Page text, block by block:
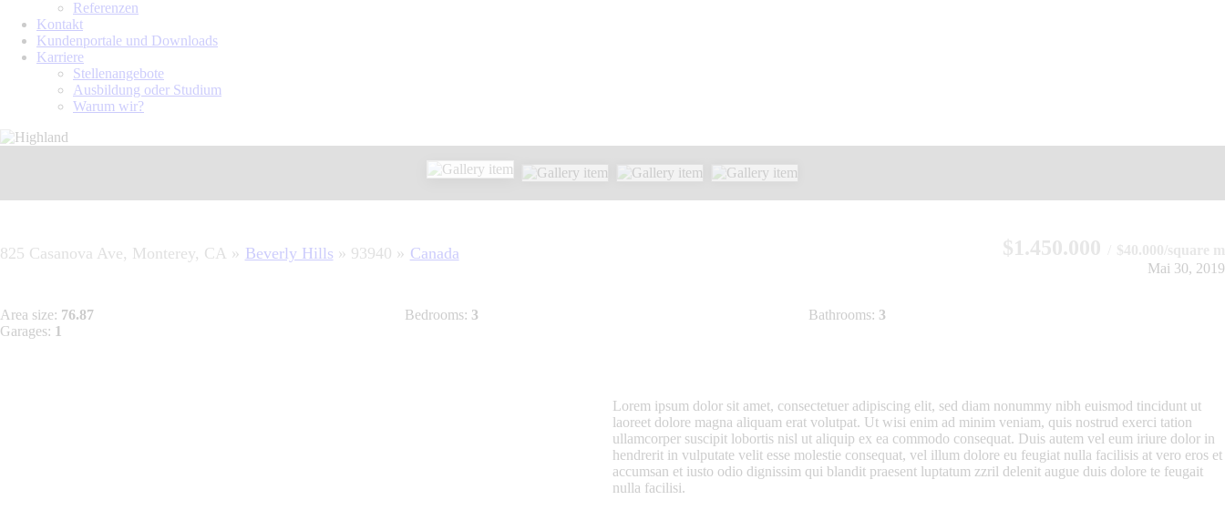
Referenzen
Kontakt
Kundenportale und Downloads
Karriere
Stellenangebote
Ausbildung oder Studium
Warum wir?
825 Casanova Ave, Monterey, CA Beverly Hills 93940 Canada $1.450.000
$40.000/square m
Mai 30, 2019
Area size: 76.87 Bedrooms: 3 Bathrooms: 3
Garages: 1
Lorem ipsum dolor sit amet, consectetuer adipiscing elit, sed diam nonummy nibh euismod tincidunt ut
laoreet dolore magna aliquam erat volutpat. Ut wisi enim ad minim veniam, quis nostrud exerci tation
ullamcorper suscipit lobortis nisl ut aliquip ex ea commodo consequat. Duis autem vel eum iriure dolor in
hendrerit in vulputate velit esse molestie consequat, vel illum dolore eu feugiat nulla facilisis at vero eros et
accumsan et iusto odio dignissim qui blandit praesent luptatum zzril delenit augue duis dolore te feugait
nulla facilisi.